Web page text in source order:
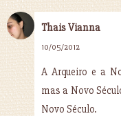
Thais Vianna
10/05/2012
A Arqueiro e a
mas a Novo
Novo Século.